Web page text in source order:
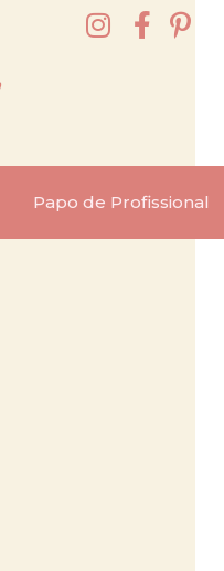
Papo de Profissional